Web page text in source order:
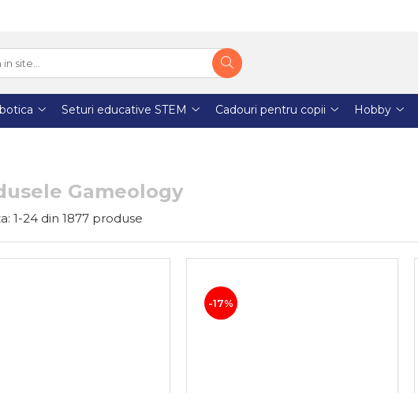
Seturi educative STEM Cadouri pentru copii Hobby
Gameology
1-24din 1877 produse
-17%